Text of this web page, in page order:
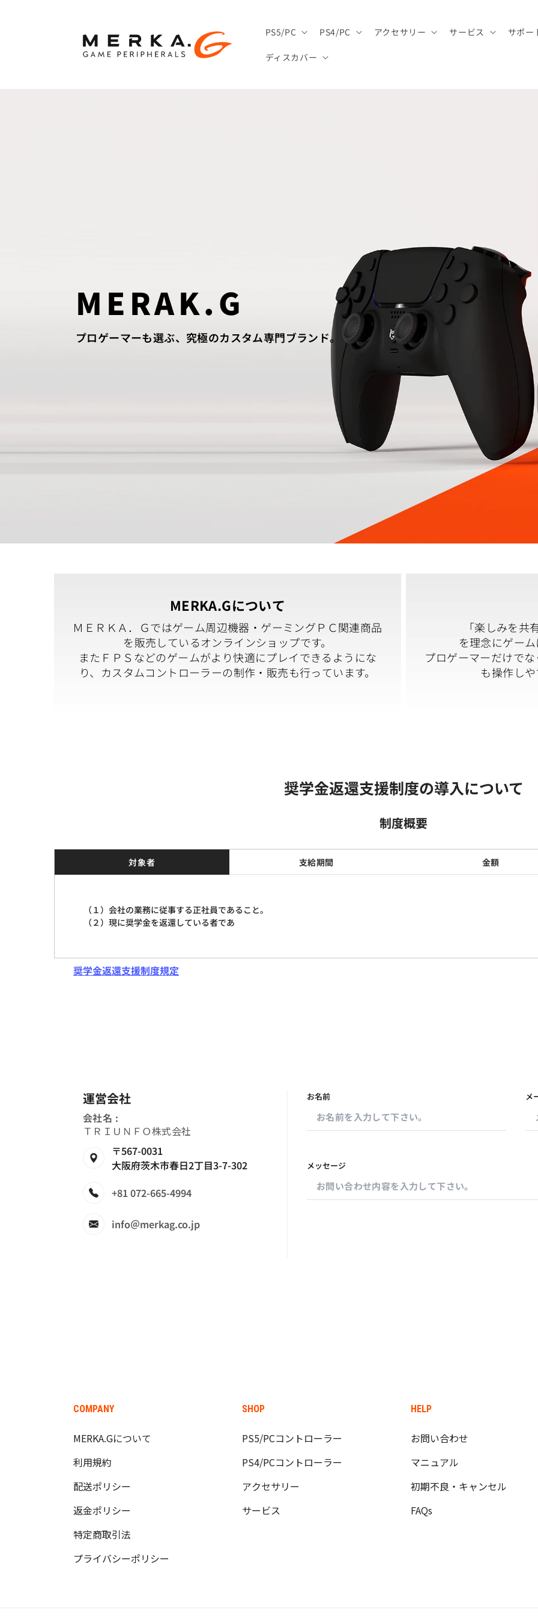
PS5/PC PS4/PC アクセサリー サービス サポー
ディスカバー
MERAK.G
プロゲーマーも選ぶ、究極のカスタム専門ブランド。
MERKA.Gについて
ＭＥＲＫＡ．Ｇではゲーム周辺機器・ゲーミングＰＣ関連商品
を販売しているオンラインショップです。
またＦＰＳなどのゲームがより快適にプレイできるようにな
り、カスタムコントローラーの制作・販売も行っています。
「楽しみを
を理念にゲー
プロゲーマーだけで
も操作し
奨学金返還支援制度の導入について
制度概要
対象者 支給期間 金額
（１）会社の業務に従事する正社員であること。
（２）現に奨学金を返還している者であ
奨学金返還支援制度規定
運営会社
会社名 :
ＴＲＩＵＮＦＯ株式会社
〒567-0031
大阪府茨木市春日2丁目3-7-302
+81 072-665-4994
info＠merkag.co.jp
お名前 メ
メッセージ
COMPANY
MERKA.Gについて
利用規約
配送ポリシー
返金ポリシー
特定商取引法
プライバシーポリシー
SHOP
PS5/PCコントローラー
PS4/PCコントローラー
アクセサリー
サービス
HELP
お問い合わせ
マニュアル
初期不良・キャンセル
FAQs